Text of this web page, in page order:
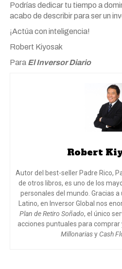
Podrías dedicar tu tiempo a
acabo de describir para ser un
¡Actúa con inteligencia!
Robert Kiyosak
Para El Inversor Diario
Robert
Autor del best-seller Padre Rico,
de otros libros, es uno de los
personales del mundo. Gracias a
Latino, en Inversor Global nos
Plan de Retiro Soñado, el único
acciones puntuales para comprar
Millonariasy Cash